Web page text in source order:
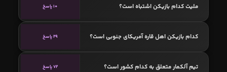
ملیت کدام بازیکن اشتباه است؟ 10 پاسخ
کدام بازیکن اهل قاره آمریکای جنوبی است؟ 29 پاسخ
تیم آلکمار متعلق به کدام کشور است؟ 72 پاسخ